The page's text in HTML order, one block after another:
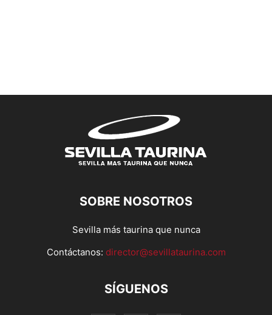
SOBRE NOSOTROS
Sevilla más taurina que nunca
Contáctanos: director@sevillataurina.com
SÍGUENOS